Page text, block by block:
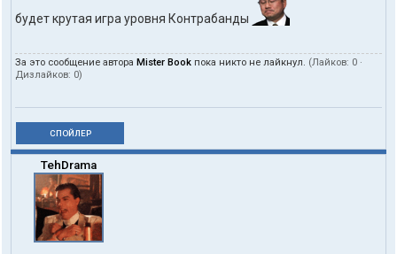
будет крутая игра уровня Контрабанды
За это сообщение автора Mister Book пока никто не лайкнул. (Лайков: 0 ·
Дизлайков: 0)
СПОЙЛЕР
TehDrama